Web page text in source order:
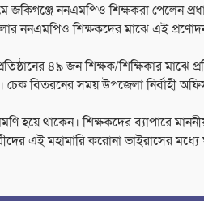
জকিগঞ্জে ননএমপিও শিক্ষকরা পেলেন
ননএমপিও শিক্ষকদের মাঝে এই
৪৯ জন শিক্ষক/শিক্ষিকার মাঝে
বিতরনের সময় উপজেলা নির্বাহী
হয়ে থাকেন। শিক্ষকদের ব্যাপারে
এই মহামারি করোনা ভাইরাসের মধ্যে